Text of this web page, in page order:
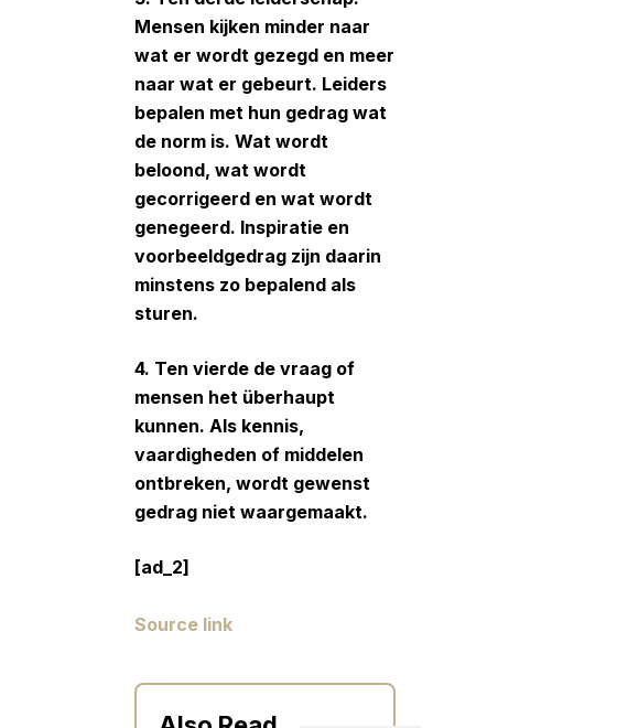
Mensen kijken minder naar
wat er wordt gezegd en meer
naar wat er gebeurt. Leiders
bepalen met hun gedrag wat
de norm is. Wat wordt
beloond, wat wordt
gecorrigeerd en wat wordt
genegeerd. Inspiratie en
voorbeeldgedrag zijn daarin
minstens zo bepalend als
sturen.
4. Ten vierde de vraag of
mensen het überhaupt
kunnen. Als kennis,
vaardigheden of middelen
ontbreken, wordt gewenst
gedrag niet waargemaakt.
[ad_2]
Source link